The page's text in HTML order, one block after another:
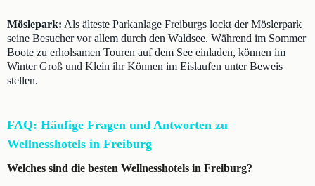
Möslepark: Als älteste Parkanlage Freiburgs lockt der Möslerpark
seine Besucher vor allem durch den Waldsee. Während im Sommer
Boote zu erholsamen Touren auf dem See einladen, können im
Winter Groß und Klein ihr Können im Eislaufen unter Beweis
stellen.
FAQ: Häufige Fragen und Antworten zu
Wellnesshotels in Freiburg
Welches sind die besten Wellnesshotels in Freiburg?